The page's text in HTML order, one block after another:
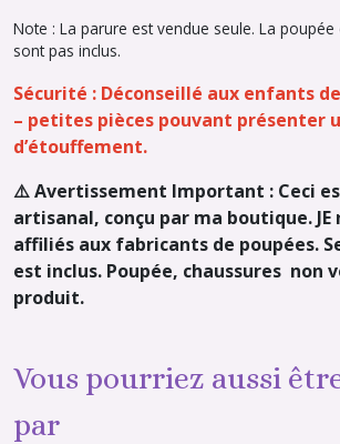
Note : La parure est vendue seule. La
sont pas inclus.
Sécurité : Déconseillé aux enfants
– petites pièces pouvant présenter
d’étouffement.
⚠️ Avertissement Important : Ceci
artisanal, conçu par ma boutique. JE
affiliés aux fabricants de poupées.
est inclus. Poupée, chaussures non
produit.
Vous pourriez aussi
par